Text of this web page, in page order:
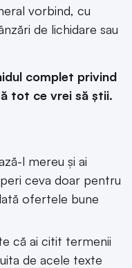
vorbind, cu
de lichidare sau
complet privind
tot ce vrei să știi.
l mereu și ai
ceva doar pentru
ofertele bune
că ai citit termenii
de acele texte